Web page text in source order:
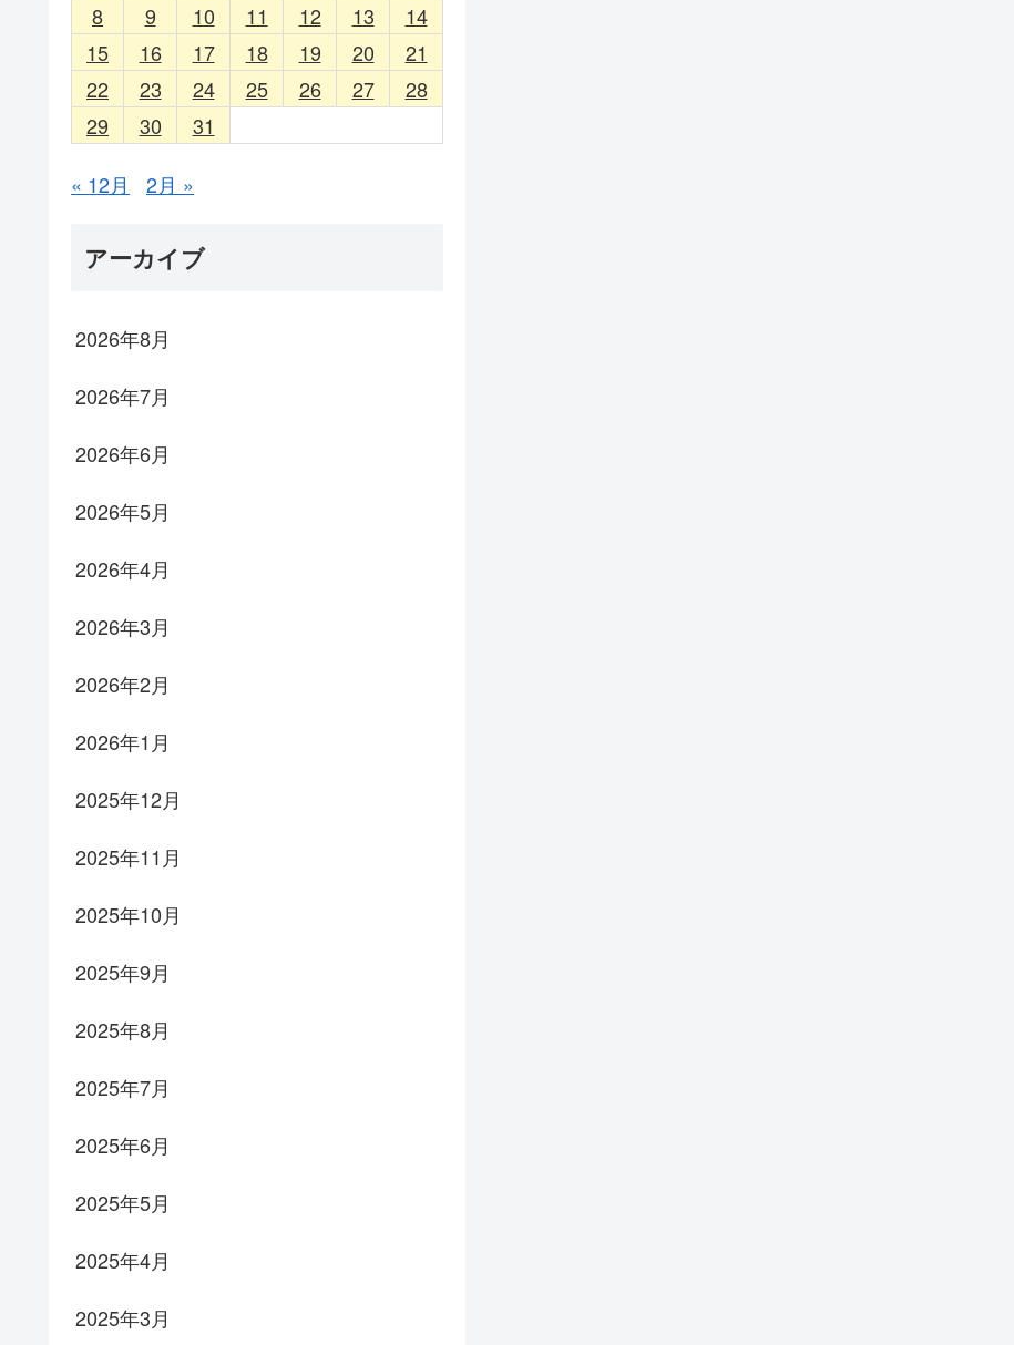
8
9 10 11 12 13
14
15
16 17 18 19 20
21
22
23 24 25 26 27
28
29
30 31
« 12月 2月 »
アーカイブ
2026年8月
2026年7月
2026年6月
2026年5月
2026年4月
2026年3月
2026年2月
2026年1月
2025年12月
2025年11月
2025年10月
2025年9月
2025年8月
2025年7月
2025年6月
2025年5月
2025年4月
2025年3月